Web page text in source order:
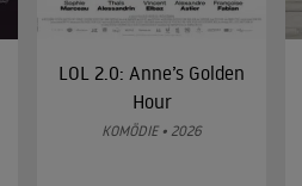
LOL 2.0: Anne’s Golden
Hour
KOMÖDIE • 2026